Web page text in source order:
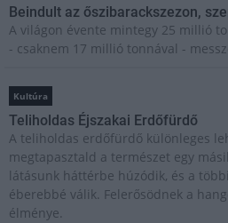
Beindult az őszibarackszezon,
A világon évente mintegy 25 millió
- csaknem 17 millió tonnával -
Kultúra
Teliholdas Éjszakai Erdőfürdő
A teliholdas erdőfürdő különleges
megtapasztald a természet egy
látásunk háttérbe húzódik, és a
éberebbé válik. Felerősödnek a
élménye.